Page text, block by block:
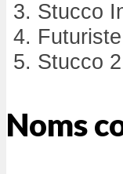
Stucco
Stucco
Noms